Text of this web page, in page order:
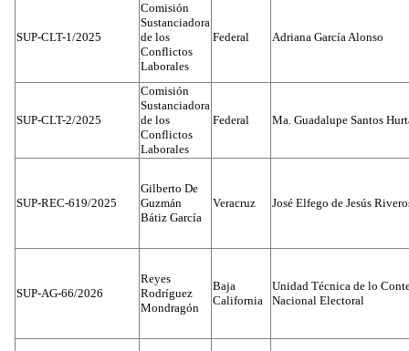
SUP-CLT-1/2025
Comisión
Sustanciadora
de los
Conflictos
Laborales
Federal Adriana García Alonso
SUP-CLT-2/2025
Comisión
Sustanciadora
de los
Conflictos
Laborales
Federal Ma. Guadalupe Santos
SUP-REC-619/2025
Gilberto De
Guzmán
Bátiz García
Veracruz José Elfego de Jesús
SUP-AG-66/2026
Reyes
Rodríguez
Mondragón
Baja
California
Unidad Técnica de lo
Nacional Electoral